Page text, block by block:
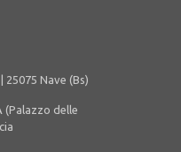
25075 Nave (Bs)
(Palazzo delle